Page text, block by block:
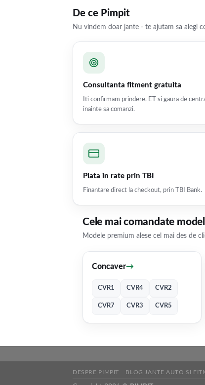
De ce Pimpit
Nu vindem doar jante - te ajutam sa alegi
Consultanta fitment gratuita
Iti confirmam prindere, ET si gaura de
inainte sa comanzi.
Plata in rate prin TBI
Finantare direct la checkout, prin TBI Bank.
Cele mai comandate
Modele premium alese cel mai des de
Concaver→
CVR1 CVR4 CVR2
CVR7 CVR3 CVR5
DESPRE PIMPIT BLOG JANTE AUTO SI